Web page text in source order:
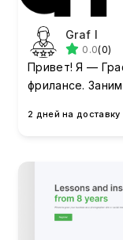
Graf I
0.0(0)
Привет! Я —
фрилансе.
2 дней на доставку